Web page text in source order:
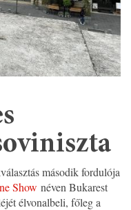
második fordulója
Show néven Bukarest
élvonalbeli, főleg a